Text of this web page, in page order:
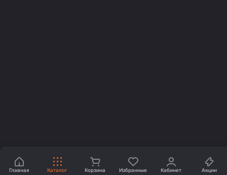
Главная Каталог Корзина Избранные Кабинет Акции